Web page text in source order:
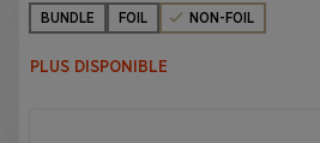
BUNDLE FOIL NON-FOIL
PLUS DISPONIBLE